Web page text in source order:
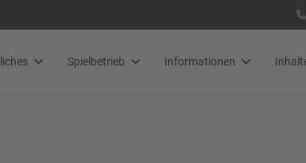
Spielbetrieb Informationen